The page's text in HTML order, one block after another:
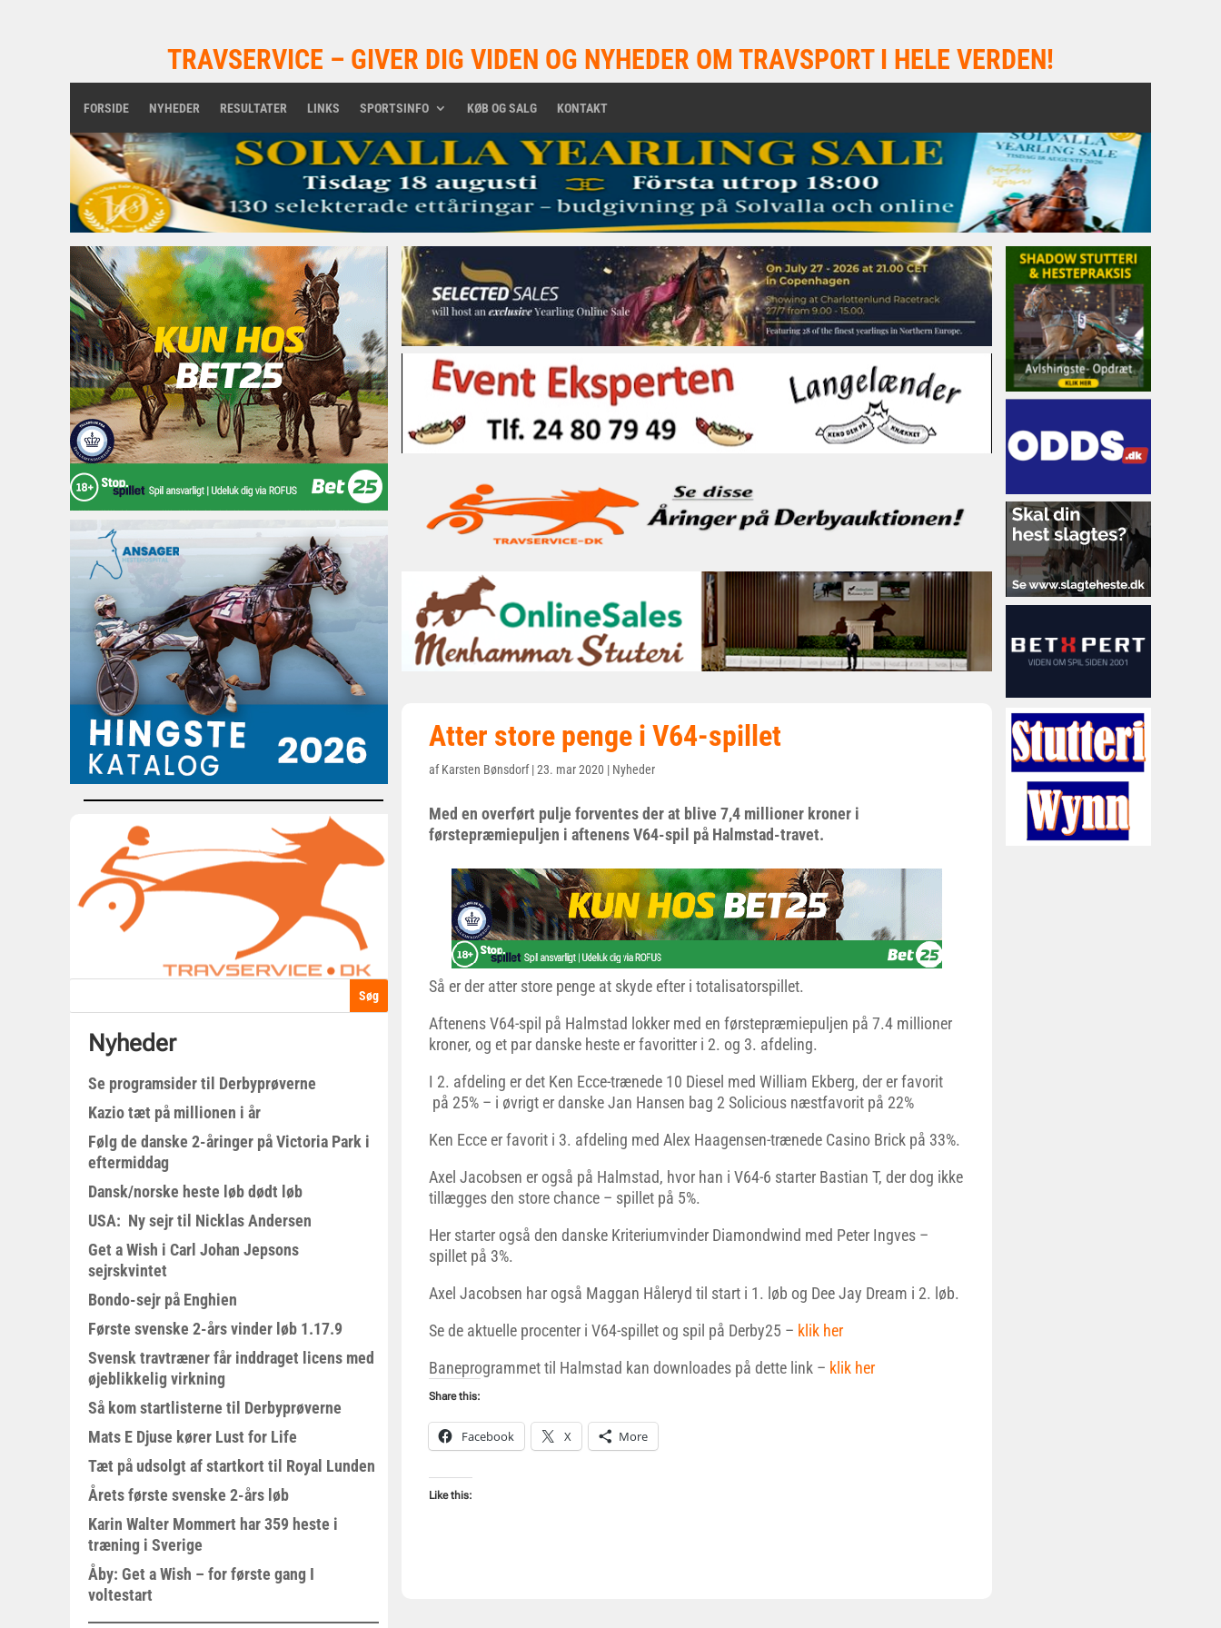
TRAVSERVICE – GIVER DIG VIDEN OG NYHEDER OM TRAVSPORT I HELE VERDEN!
FORSIDE NYHEDER RESULTATER LINKS SPORTSINFO KØB OG SALG KONTAKT
Nyheder
Se programsider til Derbyprøverne
Kazio tæt på millionen i år
Følg de danske 2-åringer på Victoria Park i
eftermiddag
Dansk/norske heste løb dødt løb
USA: Ny sejr til Nicklas Andersen
Get a Wish i Carl Johan Jepsons
sejrskvintet
Bondo-sejr på Enghien
Første svenske 2-års vinder løb 1.17.9
Svensk travtræner får inddraget licens med
øjeblikkelig virkning
Så kom startlisterne til Derbyprøverne
Mats E Djuse kører Lust for Life
Tæt på udsolgt af startkort til Royal Lunden
Årets første svenske 2-års løb
Karin Walter Mommert har 359 heste i
træning i Sverige
Åby: Get a Wish – for første gang I
voltestart
Atter store penge i V64-spillet
afKarsten Bønsdorf|23. mar 2020 | Nyheder
Med en overført pulje forventes der at blive 7,4 millioner kroner i
førstepræmiepuljen i aftenens V64-spil på Halmstad-travet.
Så er der atter store penge at skyde efter i totalisatorspillet.
Aftenens V64-spil på Halmstad lokker med en førstepræmiepuljen på 7.4 millioner
kroner, og et par danske heste er favoritter i 2. og 3. afdeling.
I 2. afdeling er det Ken Ecce-trænede 10 Diesel med William Ekberg, der er favorit
på 25% – i øvrigt er danske Jan Hansen bag 2 Solicious næstfavorit på 22%
Ken Ecce er favorit i 3. afdeling med Alex Haagensen-trænede Casino Brick på 33%.
Axel Jacobsen er også på Halmstad, hvor han i V64-6 starter Bastian T, der dog ikke
tillægges den store chance – spillet på 5%.
Her starter også den danske Kriteriumvinder Diamondwind med Peter Ingves –
spillet på 3%.
Axel Jacobsen har også Maggan Håleryd til start i 1. løb og Dee Jay Dream i 2. løb.
Se de aktuelle procenter i V64-spillet og spil på Derby25 – klik her
Baneprogrammet til Halmstad kan downloades på dette link – klik her
Share this:
Facebook X More
Like this: